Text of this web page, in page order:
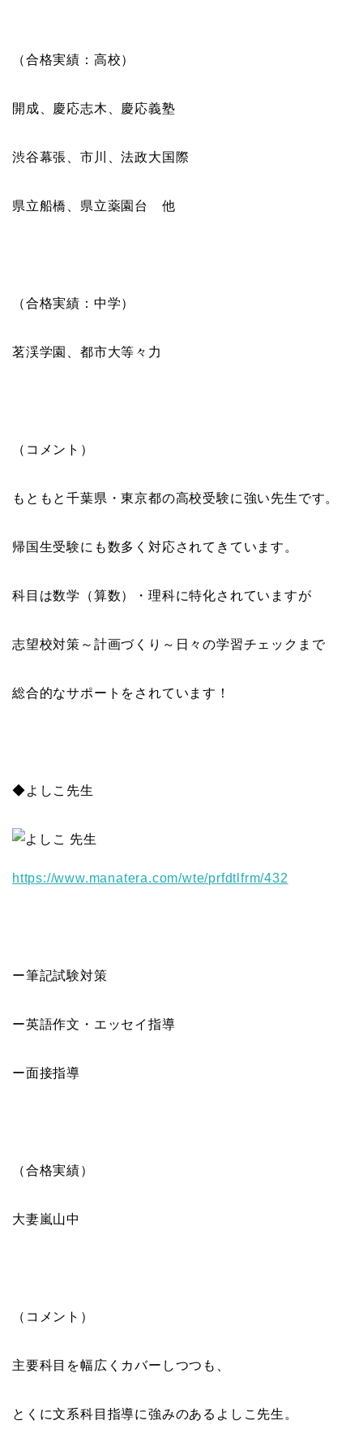
（合格実績：高校）
開成、慶応志木、慶応義塾
渋谷幕張、市川、法政大国際
県立船橋、県立薬園台 他
（合格実績：中学）
茗渓学園、都市大等々力
（コメント）
もともと千葉県・東京都の高校受験に強い先生です。
帰国生受験にも数多く対応されてきています。
科目は数学（算数）・理科に特化されていますが
志望校対策～計画づくり～日々の学習チェックまで
総合的なサポートをされています！
◆よしこ先生
https://www.manatera.com/wte/prfdtlfrm/432
ー筆記試験対策
ー英語作文・エッセイ指導
ー面接指導
（合格実績）
大妻嵐山中
（コメント）
主要科目を幅広くカバーしつつも、
とくに文系科目指導に強みのあるよしこ先生。